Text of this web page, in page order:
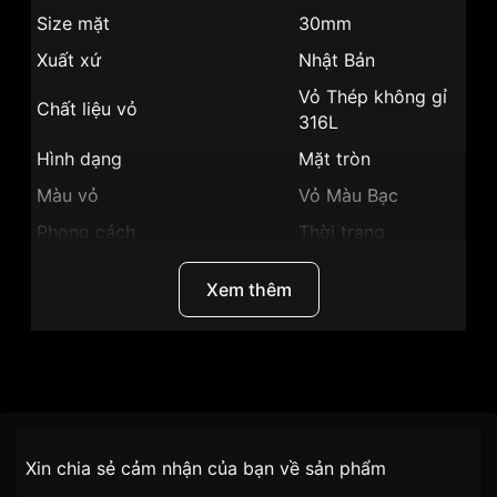
Size mặt
30mm
Xuất xứ
Nhật Bản
Chất liệu vỏ
Vỏ Thép không gỉ
316L
Hình dạng
Mặt tròn
Màu vỏ
Vỏ Màu Bạc
Phong cách
Thời trang
Lịch ngày,giờ,
Xem thêm
Đối tượng sử dụng Nữ
tiện lợi –
Xin chia sẻ cảm nhận của bạn về sản phẩm